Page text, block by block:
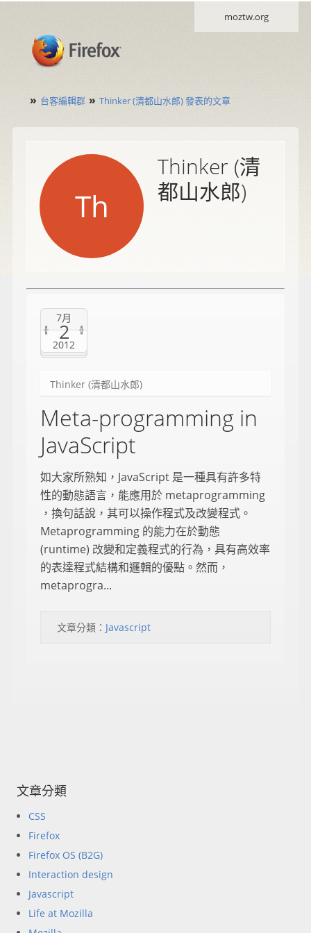
moztw.org
» 台客編輯群 » Thinker (清都山水郎) 發表的文章
Th
Thinker (清
都山水郎)
7月
2
2012
Thinker (清都山水郎)
Meta-programming in
JavaScript
如大家所熟知，JavaScript 是一種具有許多特
性的動態語言，能應用於 metaprogramming
，換句話說，其可以操作程式及改變程式。
Metaprogramming 的能力在於動態
(runtime) 改變和定義程式的行為，具有高效率
的表達程式結構和邏輯的優點。然而，
metaprogra...
文章分類： Javascript
文章分類
CSS
Firefox
Firefox OS (B2G)
Interaction design
Javascript
Life at Mozilla